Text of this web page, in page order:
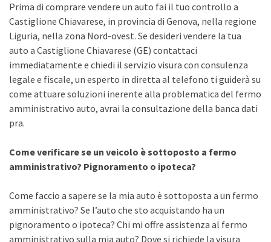
Prima di comprare vendere un auto fai il tuo controllo a
Castiglione Chiavarese, in provincia di Genova, nella regione
Liguria, nella zona Nord-ovest. Se desideri vendere la tua
auto a Castiglione Chiavarese (GE) contattaci
immediatamente e chiedi il servizio visura con consulenza
legale e fiscale, un esperto in diretta al telefono ti guiderà su
come attuare soluzioni inerente alla problematica del fermo
amministrativo auto, avrai la consultazione della banca dati
pra.
Come verificare se un veicolo è sottoposto a fermo
amministrativo? Pignoramento o ipoteca?
Come faccio a sapere se la mia auto è sottoposta a un fermo
amministrativo? Se l’auto che sto acquistando ha un
pignoramento o ipoteca? Chi mi offre assistenza al fermo
amministrativo sulla mia auto? Dove si richiede la visura